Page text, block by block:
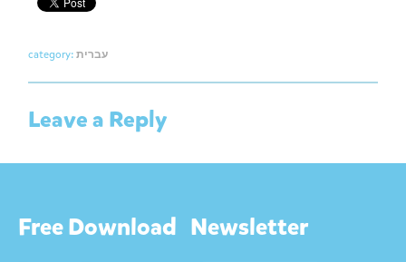
category:עברית
Leave a Reply
Free Download Newsletter